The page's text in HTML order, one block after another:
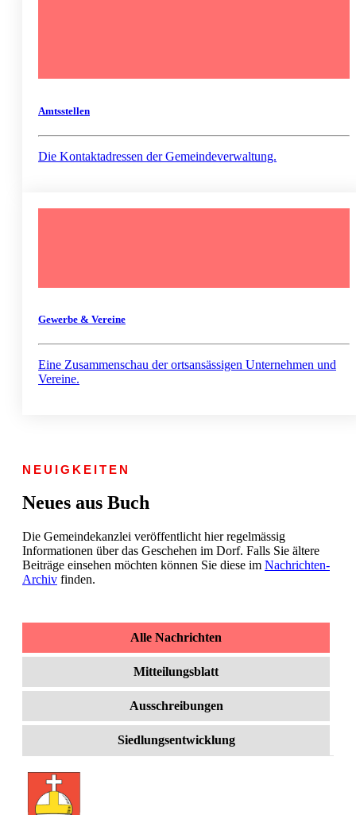
Amtsstellen
Die Kontaktadressen der Gemeindeverwaltung.
Gewerbe & Vereine
Eine Zusammenschau der ortsansässigen Unternehmen und
Vereine.
NEUIGKEITEN
Neues aus Buch
Die Gemeindekanzlei veröffentlicht hier regelmässig
Informationen über das Geschehen im Dorf. Falls Sie ältere
Beiträge einsehen möchten können Sie diese im Nachrichten-
Archiv finden.
Alle Nachrichten
Mitteilungsblatt
Ausschreibungen
Siedlungsentwicklung